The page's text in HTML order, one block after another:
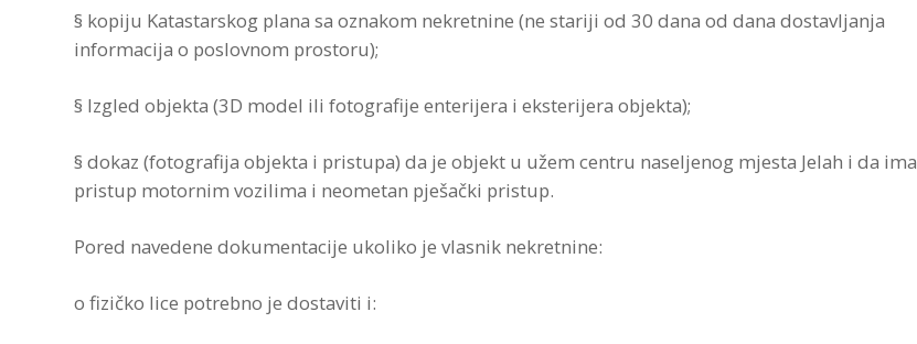
§ kopiju Katastarskog plana sa oznakom nekretnine (ne stariji od 30 dana od dana dostavljanja
informacija o poslovnom prostoru);
§ Izgled objekta (3D model ili fotografije enterijera i eksterijera objekta);
§ dokaz (fotografija objekta i pristupa) da je objekt u užem centru naseljenog mjesta Jelah i da ima
pristup motornim vozilima i neometan pješački pristup.
Pored navedene dokumentacije ukoliko je vlasnik nekretnine:
o fizičko lice potrebno je dostaviti i: